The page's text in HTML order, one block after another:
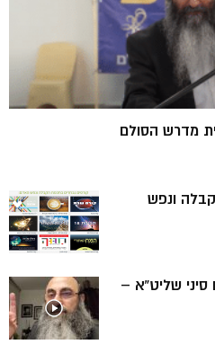
מדרש הסולם
ונפש
שליט”א –